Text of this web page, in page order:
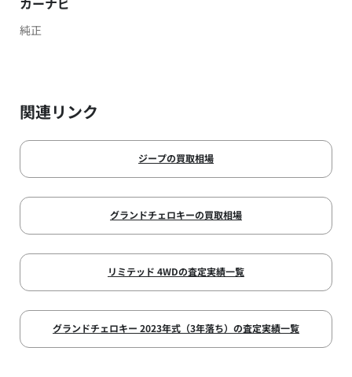
純正
関連リンク
ジープの買取相場
グランドチェロキーの買取相場
リミテッド 4WDの査定実績一覧
グランドチェロキー 2023年式（3年落ち）の査定実績一覧